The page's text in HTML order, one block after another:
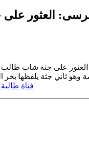
العثور
وهو ثاني جثة يلفظها بحر
فتاة